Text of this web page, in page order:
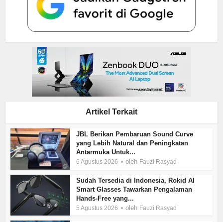
Artikel Terkait
JBL Berikan Pembaruan Sound Curve
yang Lebih Natural dan Peningkatan
Antarmuka Untuk...
6 Agustus 2026 oleh Fauzi Rasyad
Sudah Tersedia di Indonesia, Rokid AI
Smart Glasses Tawarkan Pengalaman
Hands-Free yang...
5 Agustus 2026 oleh Fauzi Rasyad